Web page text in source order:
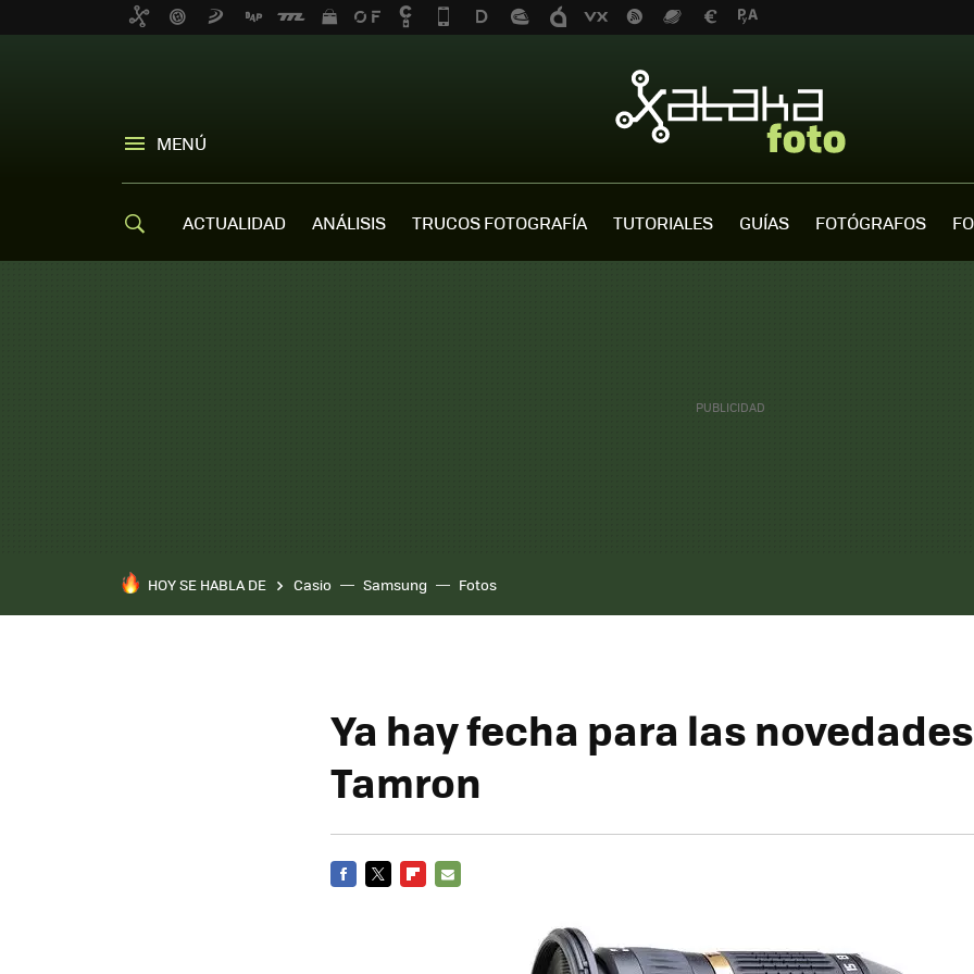
MENÚ
ACTUALIDAD ANÁLISIS TRUCOS FOTOGRAFÍA TUTORIALES GUÍAS FOTÓGRAFOS
HOY SE HABLA DE Casio Samsung Fotos
Ya hay fecha para las
Tamron